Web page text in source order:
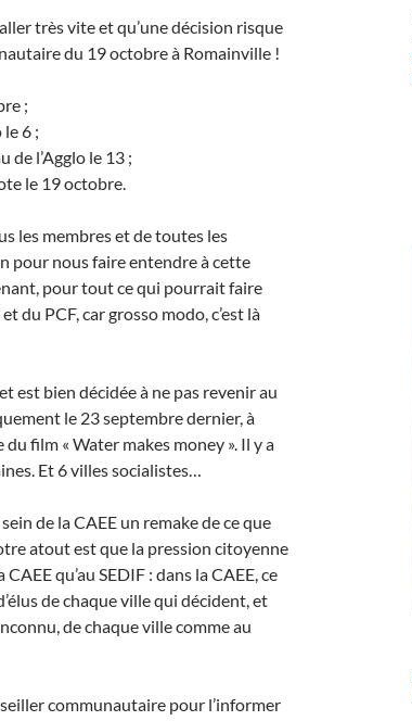
très vite et qu’une décision risque
du 19 octobre à Romainville !
;
6 ;
de l’Agglo le 13 ;
le 19 octobre.
les membres et de toutes les
pour nous faire entendre à cette
pour tout ce qui pourrait faire
du PCF, car grosso modo, c’est là
est bien décidée à ne pas revenir au
le 23 septembre dernier, à
film « Water makes money ». Il y a
Et 6 villes socialistes…
de la CAEE un remake de ce que
atout est que la pression citoyenne
qu’au SEDIF : dans la CAEE, ce
de chaque ville qui décident, et
de chaque ville comme au
communautaire pour l’informer